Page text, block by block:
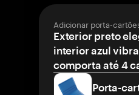
Adicionar porta-
Exterior preto
interior azul
comporta até 4
Porta-